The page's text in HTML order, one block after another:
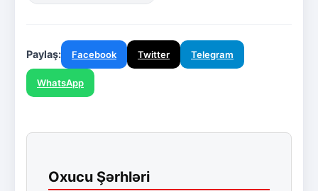
Paylaş: Facebook Twitter Telegram
WhatsApp
Oxucu Şərhləri